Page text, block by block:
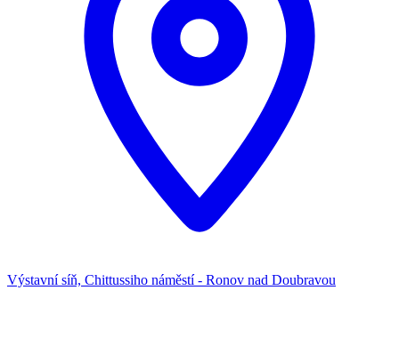
Výstavní síň, Chittussiho náměstí - Ronov nad Doubravou